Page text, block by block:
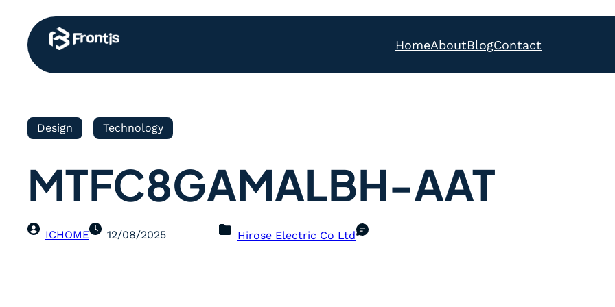
HomeAboutBlogContact
Design Technology
MTFC8GAMALBH-AAT
ICHOME 12/08/2025 Hirose Electric Co Ltd